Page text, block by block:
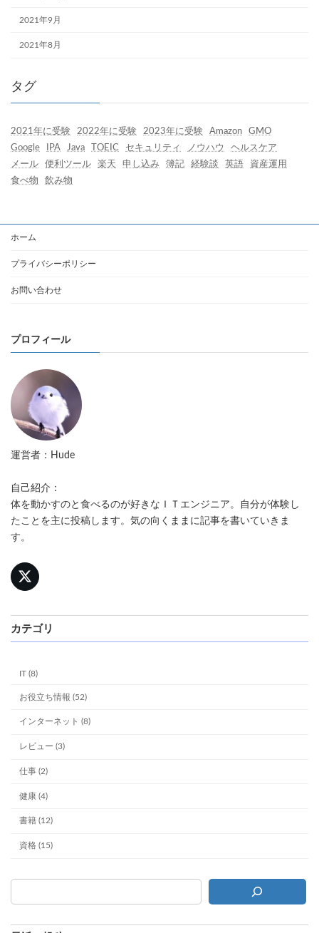
2021年9月
2021年8月
タグ
2021年に受験 2022年に受験 2023年に受験 Amazon
GMO
Google
IPA Java TOEIC セキュリティ ノウハウ
ヘルスケア
メール
便利ツール 楽天 申し込み 簿記 経験談 英語
資産運用
食べ物
飲み物
ホーム
プライバシーポリシー
お問い合わせ
プロフィール
運営者：Hude
自己紹介：
体を動かすのと食べるのが好きなＩＴエンジニア。自分が体験し
たことを主に投稿します。気の向くままに記事を書いていきま
す。
カテゴリ
IT (8)
お役立ち情報 (52)
インターネット (8)
レビュー (3)
仕事 (2)
健康 (4)
書籍 (12)
資格 (15)